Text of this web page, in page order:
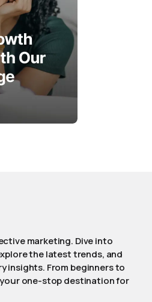
marketing. Dive into
the latest trends, and
insights. From beginners to
one-stop destination for